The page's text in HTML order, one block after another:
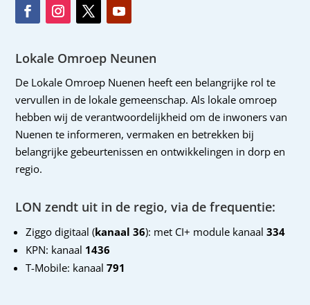
Lokale Omroep Neunen
De Lokale Omroep Nuenen heeft een belangrijke rol te
vervullen in de lokale gemeenschap. Als lokale omroep
hebben wij de verantwoordelijkheid om de inwoners van
Nuenen te informeren, vermaken en betrekken bij
belangrijke gebeurtenissen en ontwikkelingen in dorp en
regio.
LON zendt uit in de regio, via de frequentie:
Ziggo digitaal (kanaal 36): met CI+ module kanaal 334
KPN: kanaal 1436
T-Mobile: kanaal791